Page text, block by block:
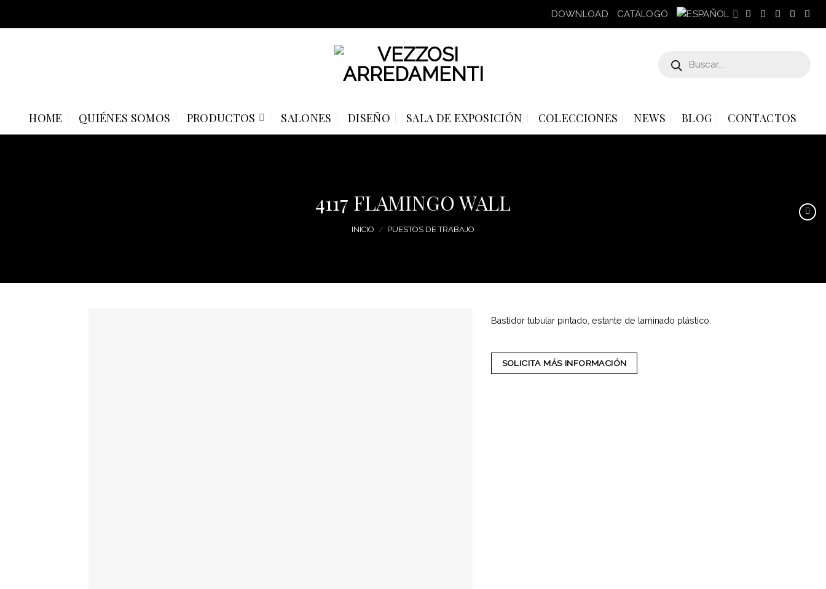
DOWNLOAD CATÁLOGO
productos
HOME QUIÉNES SOMOS PRODUCTOS SALONES DISEÑO SALA DE EXPOSICIÓN COLECCIONES NEWS BLOG CONTACTOS
4117 FLAMINGO WALL
INICIO / PUESTOS DE TRABAJO
Bastidor tubular pintado, estante de laminado plástico.
SOLICITA MÁS INFORMACIÓN